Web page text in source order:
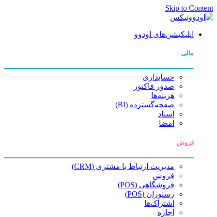
Skip to Content
اپلیکیشن‌های اودوو
مالی
حسابداری
صدور فاکتور
هزینه‌ها
صفحه‌گسترده (BI)
اسناد
امضا
فروش
مدیریت ارتباط با مشتری (CRM)
فروش
فروشگاهی (POS)
رستوران (POS)
اشتراک‌ها
اجاره